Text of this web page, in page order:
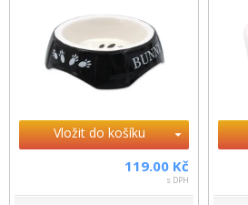
Vložit do košíku
119.00 Kč
s DPH